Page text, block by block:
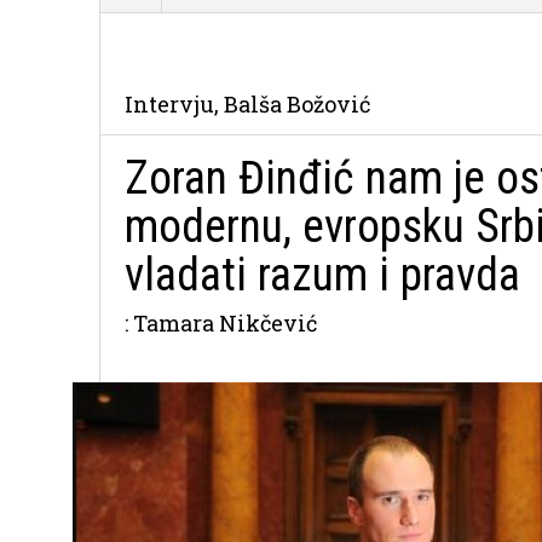
Intervju, Balša Božović
Zoran Đinđić nam je
modernu, evropsku
vladati razum i pravda
: Tamara Nikčević